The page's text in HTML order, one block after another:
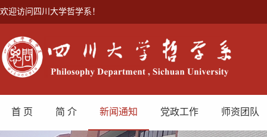
欢迎访问四川大学哲学系！
首 页 简 介 新闻通知 党政工作 师资团队